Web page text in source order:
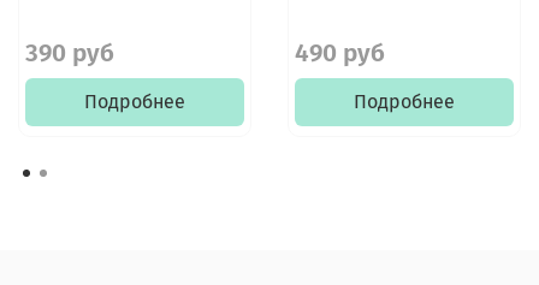
390 руб
Подробнее
490 руб
Подробнее